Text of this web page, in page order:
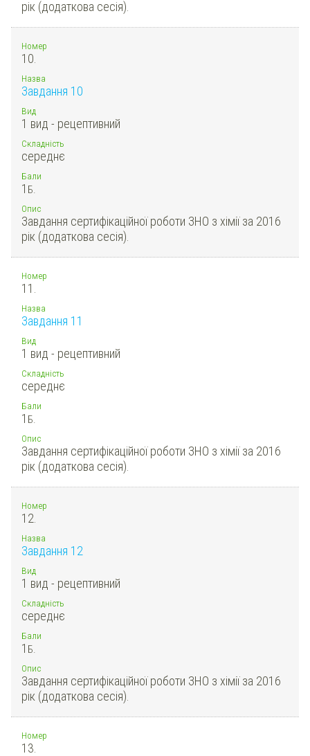
рік (додаткова сесія).
Номер
10.
Назва
Завдання 10
Вид
1 вид - рецептивний
Складність
середнє
Бали
1 Б.
Опис
Завдання сертифікаційної роботи ЗНО з хімії за 2016
рік (додаткова сесія).
Номер
11.
Назва
Завдання 11
Вид
1 вид - рецептивний
Складність
середнє
Бали
1 Б.
Опис
Завдання сертифікаційної роботи ЗНО з хімії за 2016
рік (додаткова сесія).
Номер
12.
Назва
Завдання 12
Вид
1 вид - рецептивний
Складність
середнє
Бали
1 Б.
Опис
Завдання сертифікаційної роботи ЗНО з хімії за 2016
рік (додаткова сесія).
Номер
13.